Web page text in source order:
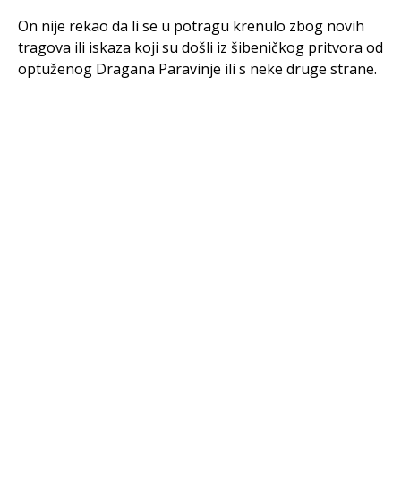
On nije rekao da li se u potragu krenulo zbog novih
tragova ili iskaza koji su došli iz šibeničkog pritvora od
optuženog Dragana Paravinje ili s neke druge strane.